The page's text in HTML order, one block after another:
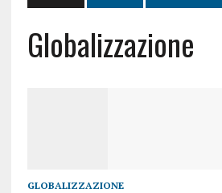
Globalizzazione
GLOBALIZZAZIONE